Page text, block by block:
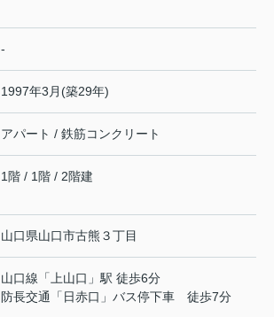
-
1997年3月(築29年)
アパート / 鉄筋コンクリート
1階 / 1階 / 2階建
山口県山口市古熊 ３丁目
山口線 「上山口 」駅 徒歩6分
防長交通「日赤口」バス停下車 徒歩7分